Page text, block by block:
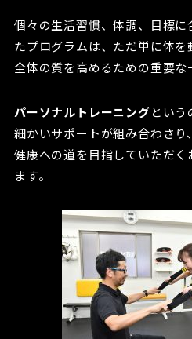
個々の生活習慣、体調、目標
たプログラムは、ただ単に体
全体の質を高めるための重要な
パーソナルトレーニングとい
細かいサポートが組み合わさ
健康への道を目指していただ
ます。